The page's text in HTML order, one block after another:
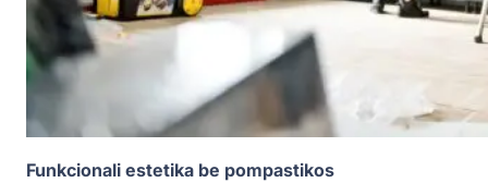
Funkcionali estetika be pompastikos